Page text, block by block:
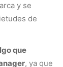
y se
de
que
, ya que